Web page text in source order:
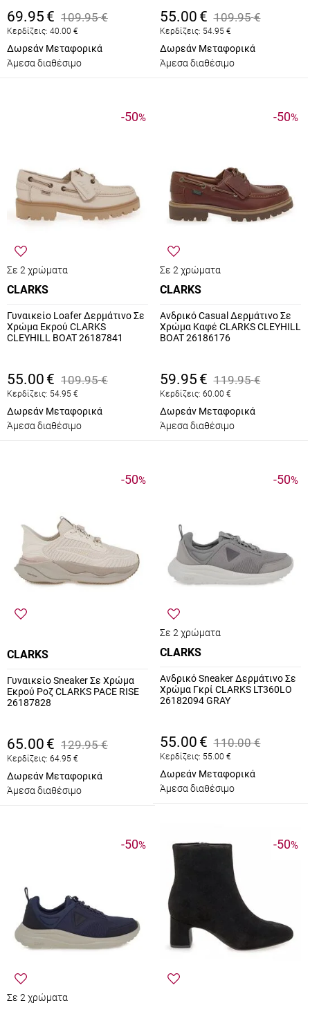
69.95 € 109.95 €
Κερδίζεις: 40.00 €
Δωρεάν Μεταφορικά
Άμεσα διαθέσιμο
55.00 € 109.95 €
Κερδίζεις: 54.95 €
Δωρεάν Μεταφορικά
Άμεσα διαθέσιμο
-50%
Σε 2 χρώματα
CLARKS
Γυναικείο Loafer Δερμάτινο Σε
Χρώμα Εκρού CLARKS
CLEYHILL BOAT 26187841
55.00 € 109.95 €
Κερδίζεις: 54.95 €
Δωρεάν Μεταφορικά
Άμεσα διαθέσιμο
-50%
Σε 2 χρώματα
CLARKS
Ανδρικό Casual Δερμάτινο Σε
Χρώμα Καφέ CLARKS CLEYHILL
BOAT 26186176
59.95 € 119.95 €
Κερδίζεις: 60.00 €
Δωρεάν Μεταφορικά
Άμεσα διαθέσιμο
-50%
CLARKS
Γυναικείο Sneaker Σε Χρώμα
Εκρού Ροζ CLARKS PACE RISE
26187828
65.00 € 129.95 €
Κερδίζεις: 64.95 €
Δωρεάν Μεταφορικά
Άμεσα διαθέσιμο
-50%
Σε 2 χρώματα
CLARKS
Ανδρικό Sneaker Δερμάτινο Σε
Χρώμα Γκρί CLARKS LT360LO
26182094 GRAY
55.00 € 110.00 €
Κερδίζεις: 55.00 €
Δωρεάν Μεταφορικά
Άμεσα διαθέσιμο
-50%
Σε 2 χρώματα
-50%